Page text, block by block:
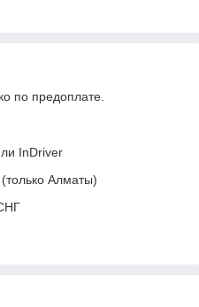
по предоплате.
InDriver
Алматы)